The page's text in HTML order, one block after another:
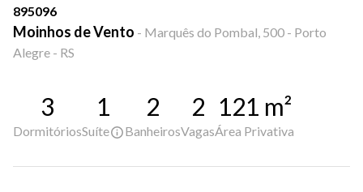
895096
Moinhos de Vento - Marquês do Pombal, 500 - Porto
Alegre - RS
3
Dormitórios
1
Suíte
2
Banheiros
2
Vagas
121 m²
Área Privativa